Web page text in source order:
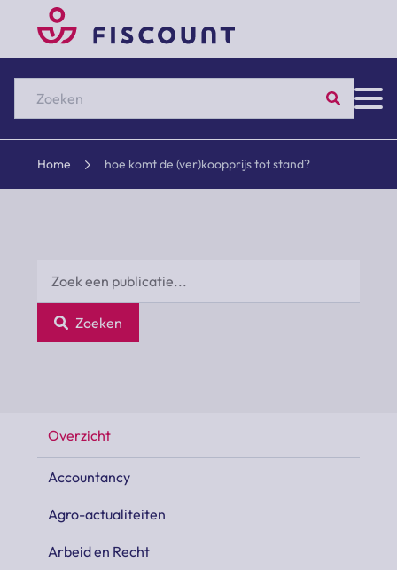
Zoeken
Home hoe komt de (ver)koopprijs tot stand?
Zoeken
Overzicht
Accountancy
Agro-actualiteiten
Arbeid en Recht